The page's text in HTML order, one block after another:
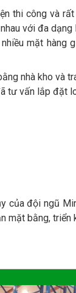
thi công và
với đa
mặt hàng
nhà kho và
tư vấn lắp đặt
của đội ngũ
mặt bằng,